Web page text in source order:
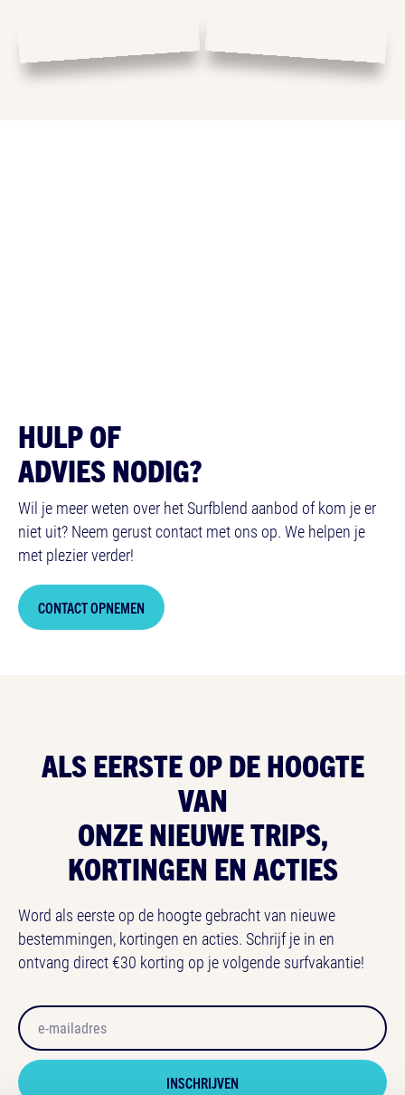
HULP OF
ADVIES NODIG?
Wil je meer weten over het Surfblend aanbod of kom je er
niet uit? Neem gerust contact met ons op. We helpen je
met plezier verder!
CONTACT OPNEMEN
ALS EERSTE OPDE HOOGTE
VAN
ONZE NIEUWE TRIPS,
KORTINGEN EN ACTIES
Word als eerste op de hoogte gebracht van nieuwe
bestemmingen, kortingen en acties. Schrijf je in en
ontvang direct €30 korting op je volgende surfvakantie!
Email
Honeypot
INSCHRIJVEN